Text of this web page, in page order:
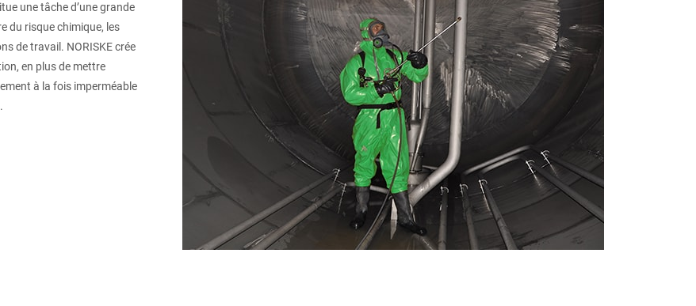
une tâche d’une grande
du risque chimique, les
de travail. NORISKE crée
en plus de mettre
à la fois imperméable